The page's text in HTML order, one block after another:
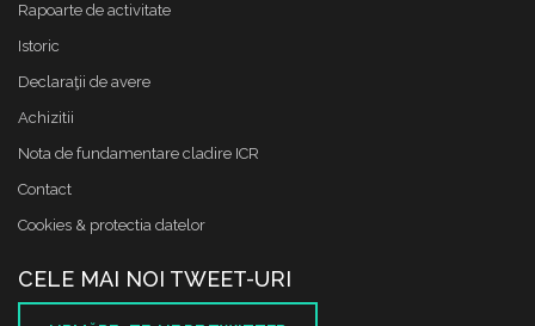
Rapoarte de activitate
Istoric
Declaraţii de avere
Achizitii
Nota de fundamentare cladire ICR
Contact
Cookies & protectia datelor
CELE MAI NOI TWEET-URI